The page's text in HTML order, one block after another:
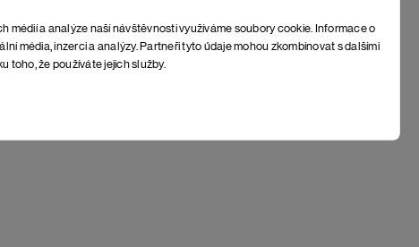
médií a analýze naší návštěvnosti využíváme soubory cookie. Informace o
média, inzerci a analýzy. Partneři tyto údaje mohou zkombinovat s dalšími
toho, že používáte jejich služby.